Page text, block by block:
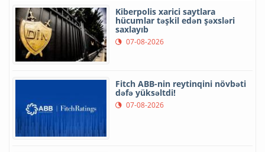
Kiberpolis xarici saytlara
hücumlar təşkil edən şəxsləri
saxlayıb
07-08-2026
Fitch ABB-nin reytinqini növbəti
dəfə yüksəltdi!
07-08-2026